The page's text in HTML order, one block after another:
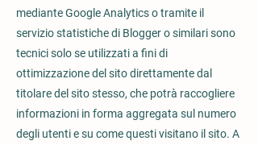
mediante Google Analytics o tramite il
servizio statistiche di Blogger o similari sono
tecnici solo se utilizzati a fini di
ottimizzazione del sito direttamente dal
titolare del sito stesso, che potrà raccogliere
informazioni in forma aggregata sul numero
degli utenti e su come questi visitano il sito. A